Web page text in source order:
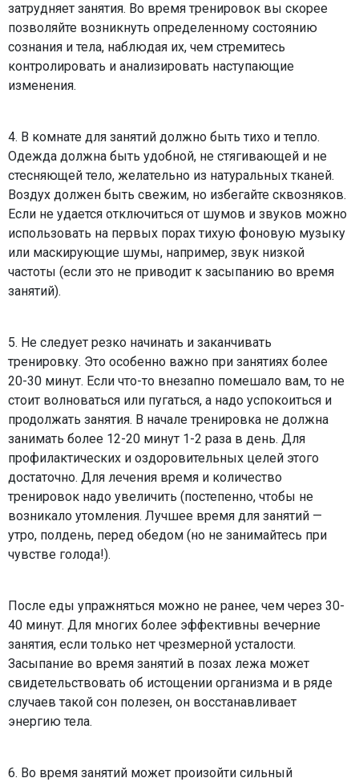
затрудняет занятия. Во время тренировок вы скорее
позволяйте возникнуть определенному состоянию
сознания и тела, наблюдая их, чем стремитесь
контролировать и анализировать наступающие
изменения.
4. В комнате для занятий должно быть тихо и тепло.
Одежда должна быть удобной, не стягивающей и не
стесняющей тело, желательно из натуральных тканей.
Воздух должен быть свежим, но избегайте сквозняков.
Если не удается отключиться от шумов и звуков можно
использовать на первых порах тихую фоновую музыку
или маскирующие шумы, например, звук низкой
частоты (если это не приводит к засыпанию во время
занятий).
5. Не следует резко начинать и заканчивать
тренировку. Это особенно важно при занятиях более
20-30 минут. Если что-то внезапно помешало вам, то не
стоит волноваться или пугаться, а надо успокоиться и
продолжать занятия. В начале тренировка не должна
занимать более 12-20 минут 1-2 раза в день. Для
профилактических и оздоровительных целей этого
достаточно. Для лечения время и количество
тренировок надо увеличить (постепенно, чтобы не
возникало утомления. Лучшее время для занятий —
утро, полдень, перед обедом (но не занимайтесь при
чувстве голода!).
После еды упражняться можно не ранее, чем через 30-
40 минут. Для многих более эффективны вечерние
занятия, если только нет чрезмерной усталости.
Засыпание во время занятий в позах лежа может
свидетельствовать об истощении организма и в ряде
случаев такой сон полезен, он восстанавливает
энергию тела.
6. Во время занятий может произойти сильный